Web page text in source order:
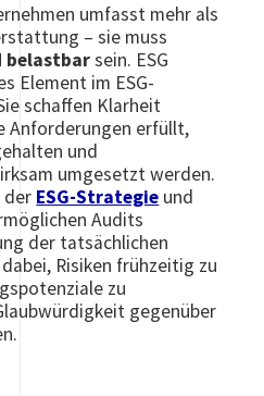
umfasst mehr als
– sie muss
belastbarsein. ESG
Element im ESG-
schaffen Klarheit
Anforderungen erfüllt,
und
umgesetzt werden.
der ESG-Strategie und
Audits
der tatsächlichen
Risiken frühzeitig zu
zu
gegenüber